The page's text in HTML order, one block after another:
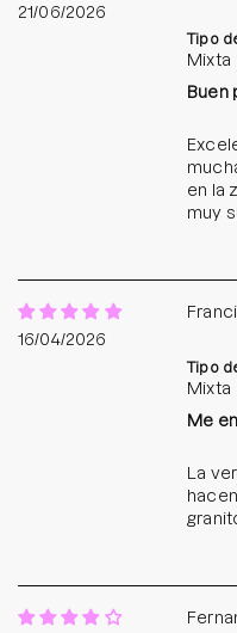
21/06/2026
Tipo
Mixta
Buen
en la
muy
16/04/2026
Tipo
Mixta
Me
La